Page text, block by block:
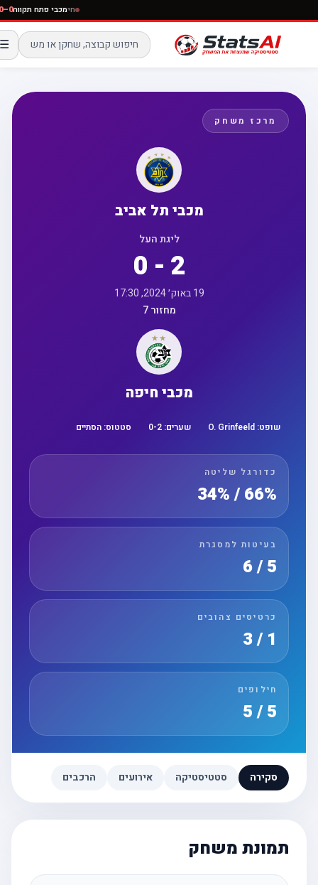
חימכבי פתח תקווה
☰
מרכז משחק
מכבי תל אביב
ליגת העל
0 - 2
19 באוק׳ 2024, 17:30
מחזור 7
מכבי חיפה
שופט:O. Grinfeeld שערים: 0 -2 סטטוס:הסתיים
כדורגל שליטה
66% / 34%
בעיטות למסגרת
כרטיסים צהובים
חילופים
סקירה סטטיסטיקה אירועים הרכבים
תמונת משחק